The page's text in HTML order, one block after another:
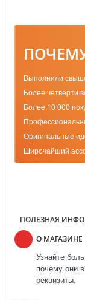
Выполнили
Более четверти
Более 10 000
Оригинальные
Широчайший
ПОЛЕЗНАЯ
О МАГАЗИНЕ
Узнайте
почему они
реквизиты.